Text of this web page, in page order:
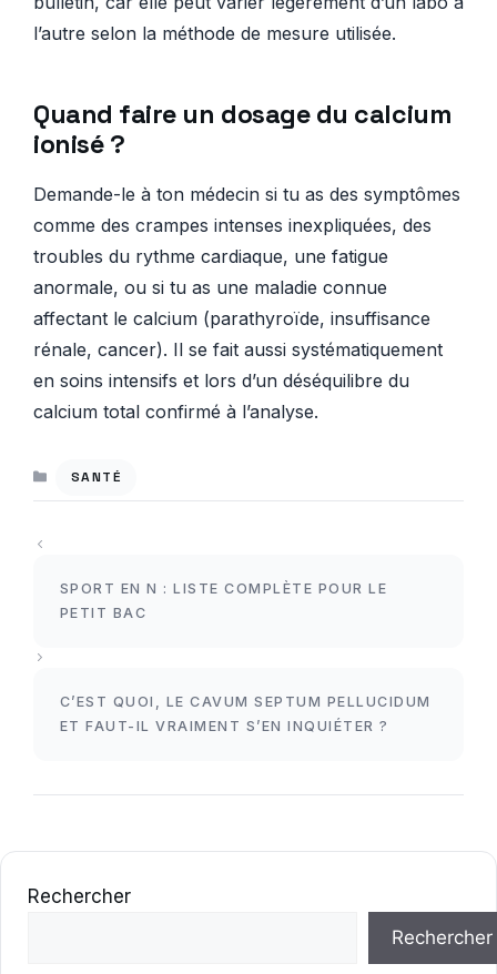
l’autre selon la méthode de mesure utilisée.
Quand faire un dosage du calcium
ionisé ?
Demande-le à ton médecin si tu as des symptômes
comme des crampes intenses inexpliquées, des
troubles du rythme cardiaque, une fatigue
anormale, ou si tu as une maladie connue
affectant le calcium (parathyroïde, insuffisance
rénale, cancer). Il se fait aussi systématiquement
en soins intensifs et lors d’un déséquilibre du
calcium total confirmé à l’analyse.
SANTÉ
SPORT EN N : LISTE COMPLÈTE POUR LE
PETIT BAC
C’EST QUOI, LE CAVUM SEPTUM PELLUCIDUM
ET FAUT-IL VRAIMENT S’EN INQUIÉTER ?
Rechercher
Rechercher